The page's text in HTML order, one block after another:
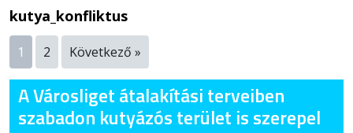
kutya_konfliktus
1 2 Következő »
A Városliget átalakítási terveiben
szabadon kutyázós terület is szerepel